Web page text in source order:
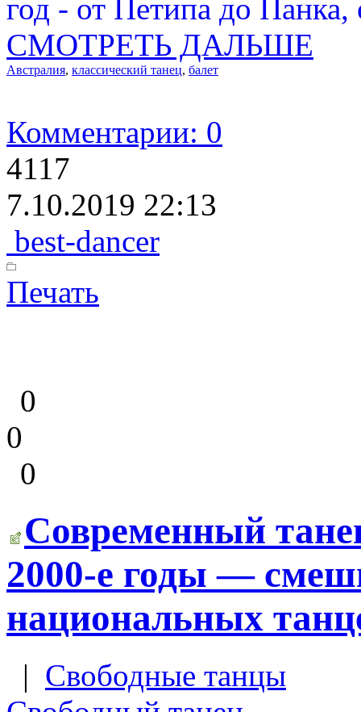
год - от Петипа до Панка,
СМОТРЕТЬ ДАЛЬШЕ
Австралия, классический танец, балет
Комментарии: 0
4117
7.10.2019 22:13
best-dancer
Печать
0
0
0
Современный
2000-е годы —
национальных
| Свободные танцы